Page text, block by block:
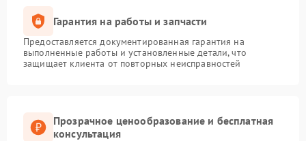
Гарантия на работы и запчасти
Предоставляется документированная гарантия на
выполненные работы и установленные детали, что
защищает клиента от повторных неисправностей
Прозрачное ценообразование и бесплатная
консультация